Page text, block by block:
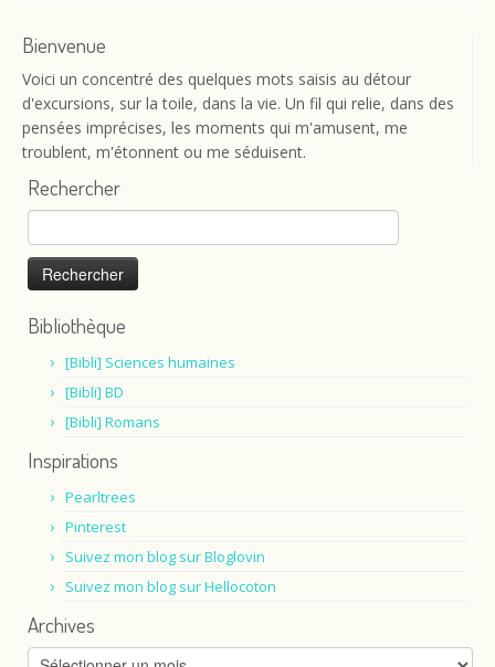
Bienvenue
Voici un concentré des quelques mots saisis au détour
d'excursions, sur la toile, dans la vie. Un fil qui relie, dans des
pensées imprécises, les moments qui m'amusent, me
troublent, m'étonnent ou me séduisent.
Rechercher
Rechercher :
Bibliothèque
[Bibli] Sciences humaines
[Bibli] BD
[Bibli] Romans
Inspirations
Pearltrees
Pinterest
Suivez mon blog sur Bloglovin
Suivez mon blog sur Hellocoton
Archives
Archives